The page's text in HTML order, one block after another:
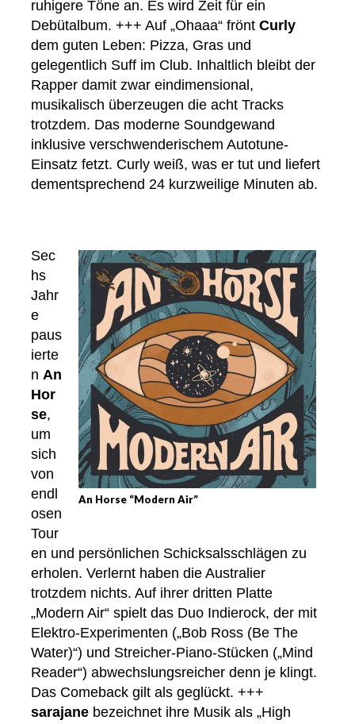
ruhigere Töne an. Es wird Zeit für ein
Debütalbum. +++ Auf „Ohaaa“ frönt Curly
dem guten Leben: Pizza, Gras und
gelegentlich Suff im Club. Inhaltlich bleibt der
Rapper damit zwar eindimensional,
musikalisch überzeugen die acht Tracks
trotzdem. Das moderne Soundgewand
inklusive verschwenderischem Autotune-
Einsatz fetzt. Curly weiß, was er tut und liefert
dementsprechend 24 kurzweilige Minuten ab.
An Horse “Modern Air”
Sec
hs
Jahr
e
paus
ierte
n An
Hor
se,
um
sich
von
endl
osen
Tour
en und persönlichen Schicksalsschlägen zu
erholen. Verlernt haben die Australier
trotzdem nichts. Auf ihrer dritten Platte
„Modern Air“ spielt das Duo Indierock, der mit
Elektro-Experimenten („Bob Ross (Be The
Water)“) und Streicher-Piano-Stücken („Mind
Reader“) abwechslungsreicher denn je klingt.
Das Comeback gilt als geglückt. +++
sarajane bezeichnet ihre Musik als „High